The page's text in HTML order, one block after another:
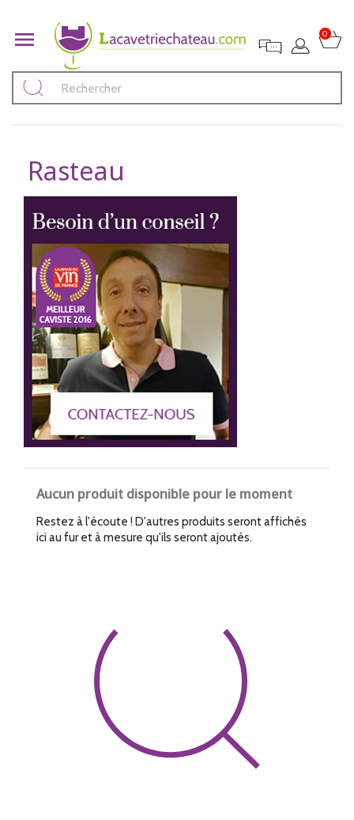
 0
Rasteau
Aucun produit disponible pour le moment
Restez à l'écoute ! D'autres produits seront affichés
ici au fur et à mesure qu'ils seront ajoutés.